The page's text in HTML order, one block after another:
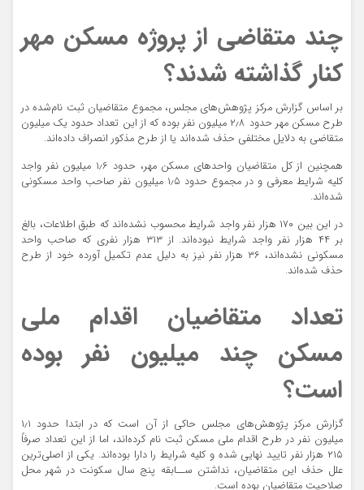
چند متقاضی از پروژه مسکن مهر
کنار گذاشته شدند؟
بر اساس گزارش مرکز پژوهش‌های مجلس، مجموع متقاضیان ثبت‌ نام‌شده در
طرح مسکن مهر حدود ۲٫۸ میلیون نفر بوده که از این تعداد حدود یک میلیون
متقاضی به دلایل مختلفی حذف شده‌اند یا از طرح مذکور انصراف داده‌اند.
همچنین از کل متقاضیان واحدهای مسکن مهر، حدود ۱٫۶ میلیون نفر واجد
کلیه شرایط معرفی و در مجموع حدود ۱٫۵ میلیون نفر صاحب واحد مسکونی
شده‌اند.
در این بین ۱۷۰ هزار نفر واجد شرایط محسوب نشده‌اند که طبق اطلاعات، بالغ
بر ۴۴ هزار نفر واجد شرایط نبوده‌اند. از ۳۱۳ هزار نفری که صاحب واحد
مسکونی نشده‌اند، ۳۶ هزار نفر نیز به دلیل عدم تکمیل آورده خود از طرح
حذف ‌شده‌اند.
تعداد متقاضیان اقدام ملی
مسکن چند میلیون نفر بوده
است؟
گزارش مرکز پژوهش‌های مجلس حاکی از آن است که در ابتدا حدود ۱٫۱
میلیون نفر در طرح اقدام ملی مسکن ثبت نام کرده‌اند، اما از این تعداد صرفاً
۲۱۵ هزار نفر تایید نهایی شده و کلیه شرایط را دارا بوده‌اند. یکی از اصلی‌ترین
علل حذف این متقاضیان، نداشتن ســابقه پنج سال سکونت در شهر محل
صلاحیت متقاضیان بوده است.